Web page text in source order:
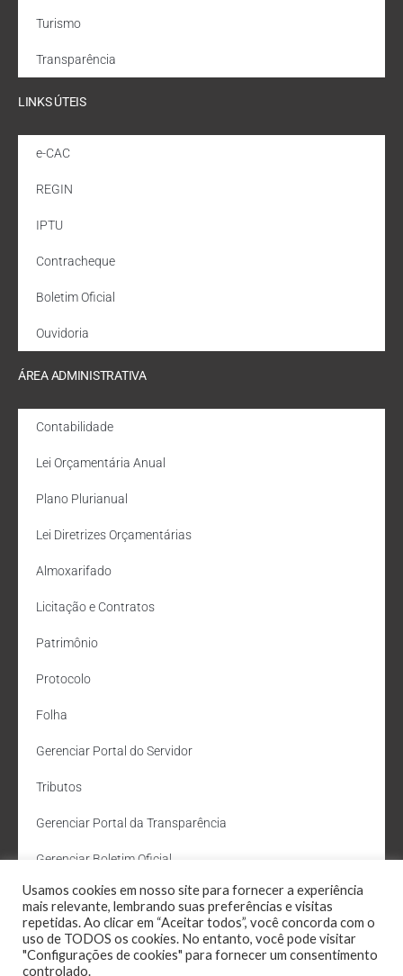
Turismo
Transparência
LINKS ÚTEIS
e-CAC
REGIN
IPTU
Contracheque
Boletim Oficial
Ouvidoria
ÁREA ADMINISTRATIVA
Contabilidade
Lei Orçamentária Anual
Plano Plurianual
Lei Diretrizes Orçamentárias
Almoxarifado
Licitação e Contratos
Patrimônio
Protocolo
Folha
Gerenciar Portal do Servidor
Tributos
Gerenciar Portal da Transparência
Gerenciar Boletim Oficial
Departamento de Água e Esgoto
Administração Site
Webmail
Usamos cookies em nosso site para fornecer a experiência
mais relevante, lembrando suas preferências e visitas
repetidas. Ao clicar em “Aceitar todos”, você concorda com o
uso de TODOS os cookies. No entanto, você pode visitar
"Configurações de cookies" para fornecer um consentimento
controlado.